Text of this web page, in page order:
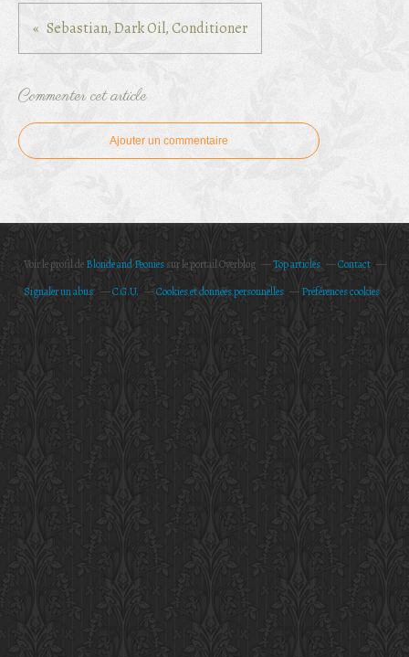
Sebastian, Dark Oil, Conditioner
Commenter cet article
Ajouter un commentaire
Voir le profil deBlonde and Peoniessur le portail Overblog Top articles
Contact
Signaler un abus
C.G.U. Cookies et données personnelles Préférences cookies